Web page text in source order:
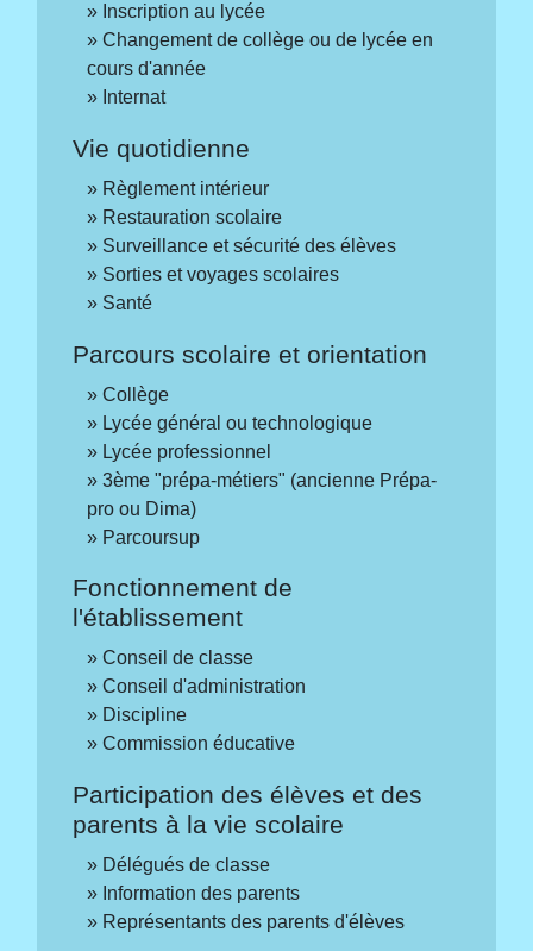
Inscription au lycée
Changement de collège ou de lycée en
cours d'année
Internat
Vie quotidienne
Règlement intérieur
Restauration scolaire
Surveillance et sécurité des élèves
Sorties et voyages scolaires
Santé
Parcours scolaire et orientation
Collège
Lycée général ou technologique
Lycée professionnel
3ème "prépa-métiers" (ancienne Prépa-
pro ou Dima)
Parcoursup
Fonctionnement de
l'établissement
Conseil de classe
Conseil d'administration
Discipline
Commission éducative
Participation des élèves et des
parents à la vie scolaire
Délégués de classe
Information des parents
Représentants des parents d'élèves